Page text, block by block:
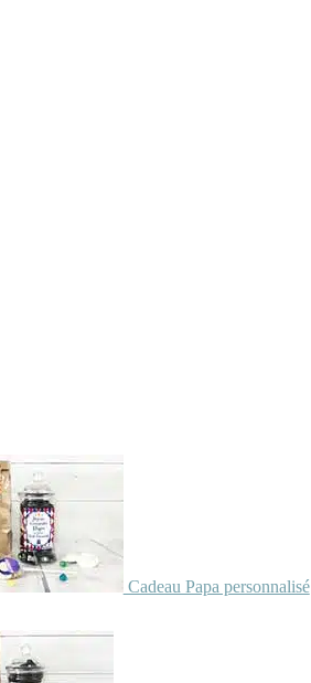
Cadeau Papa personnalisé